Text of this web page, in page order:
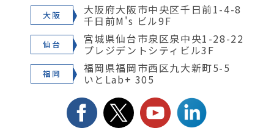
大阪 大阪府大阪市中央区千日前1-4-8
千日前M's ビル9F
仙台 宮城県仙台市泉区泉中央1-28-22
プレジデントシティビル3F
福岡 福岡県福岡市西区九大新町5-5
いとLab+ 305